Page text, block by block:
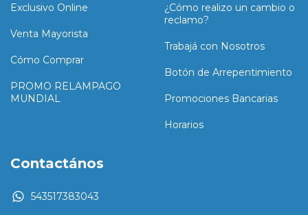
Exclusivo Online
Venta Mayorista
Cómo Comprar
PROMO RELAMPAGO
MUNDIAL
¿Cómo realizo un cambio o
reclamo?
Trabajá con Nosotros
Botón de Arrepentimiento
Promociones Bancarias
Horarios
Contactános
543517383043